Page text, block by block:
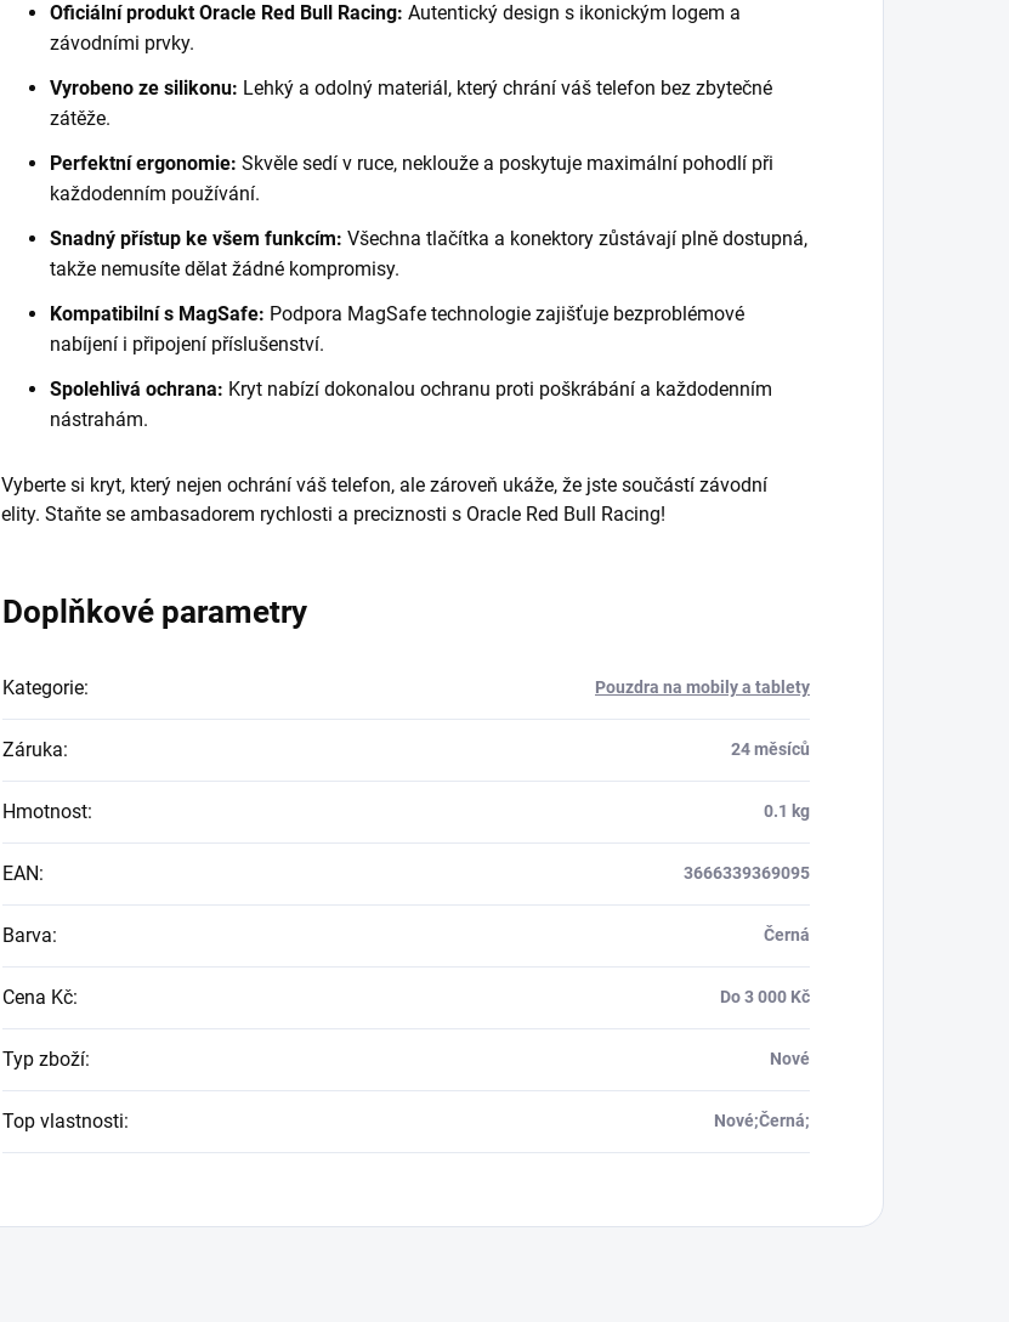
Oficiální produkt Oracle Red Bull Racing: Autentický design s ikonickým logem a
závodními prvky.
Vyrobeno ze silikonu: Lehký a odolný materiál, který chrání váš telefon bez zbytečné
zátěže.
Perfektní ergonomie: Skvěle sedí v ruce, neklouže a poskytuje maximální pohodlí při
každodenním používání.
Snadný přístup ke všem funkcím: Všechna tlačítka a konektory zůstávají plně dostupná,
takže nemusíte dělat žádné kompromisy.
Kompatibilní s MagSafe: Podpora MagSafe technologie zajišťuje bezproblémové
nabíjení i připojení příslušenství.
Spolehlivá ochrana: Kryt nabízí dokonalou ochranu proti poškrábání a každodenním
nástrahám.
Vyberte si kryt, který nejen ochrání váš telefon, ale zároveň ukáže, že jste součástí závodní
elity. Staňte se ambasadorem rychlosti a preciznosti s Oracle Red Bull Racing!
Doplňkové parametry
Kategorie: Pouzdra na mobily a tablety
Záruka: 24 měsíců
Hmotnost: 0.1 kg
EAN: 3666339369095
Barva: Černá
Cena Kč: Do 3 000 Kč
Typ zboží: Nové
Top vlastnosti: Nové;Černá;